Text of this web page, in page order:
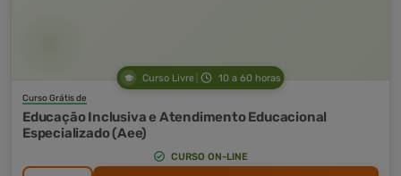
Curso Livre 10 a 60 horas
Curso Grátis de
Educação Inclusiva e Atendimento Educacional
Especializado (Aee)
CURSO ON-LINE